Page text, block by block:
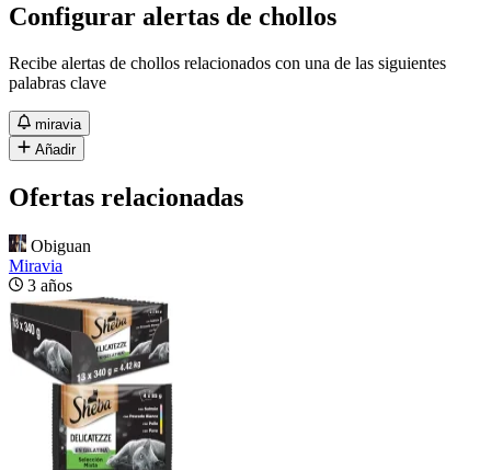
Configurar alertas de chollos
Recibe alertas de chollos relacionados con una de las siguientes
palabras clave
miravia
Añadir
Ofertas relacionadas
Obiguan
Miravia
3 años